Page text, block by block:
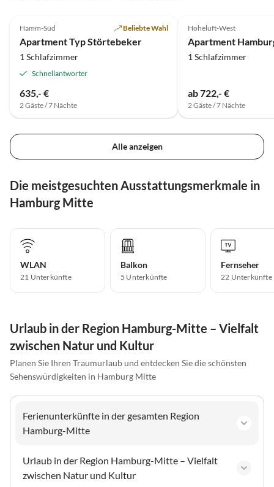
Super-Gastgeber
Hamm-Süd Beliebte Wahl
Apartment Typ Störtebeker
1 Schlafzimmer
Schnellantworter
635,- €
2 Gäste / 7 Nächte
Hoheluft-West
1 Schlafzimmer
ab 722,- €
2 Gäste / 7 Nächte
Alle anzeigen
Die meistgesuchten Ausstattungsmerkmale in
Hamburg Mitte
WLAN
21 Unterkünfte
Balkon
5 Unterkünfte
Fernseher
22 Unterkünfte
Urlaub in der Region Hamburg-Mitte – Vielfalt
zwischen Natur und Kultur
Planen Sie Ihren Traumurlaub und entdecken Sie die schönsten
Sehenswürdigkeiten in Hamburg Mitte
Ferienunterkünfte in der gesamten Region
Hamburg-Mitte
Urlaub in der Region Hamburg-Mitte – Vielfalt
zwischen Natur und Kultur